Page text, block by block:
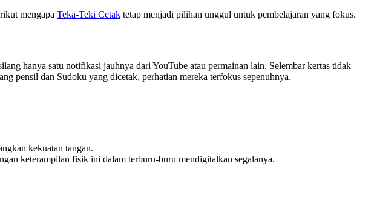
mengapa Teka-Teki Cetak tetap menjadi pilihan unggul untuk pembelajaran yang fokus.
hanya satu notifikasi jauhnya dari YouTube atau permainan lain. Selembar kertas tidak
pensil dan Sudoku yang dicetak, perhatian mereka terfokus sepenuhnya.
kekuatan tangan.
keterampilan fisik ini dalam terburu-buru mendigitalkan segalanya.